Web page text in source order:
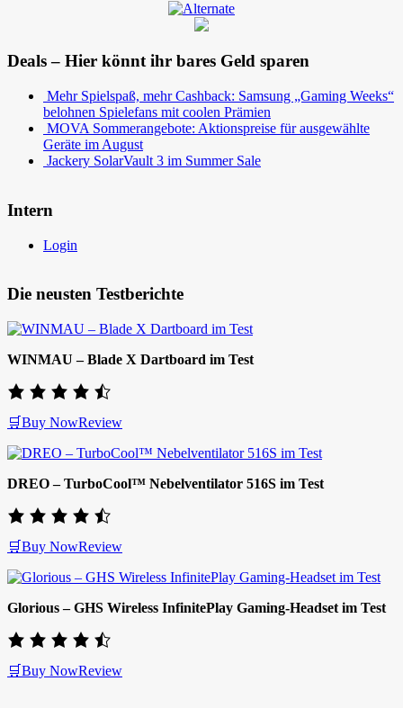
Deals – Hier könnt ihr bares Geld sparen
Mehr Spielspaß, mehr Cashback: Samsung „Gaming Weeks“
belohnen Spielefans mit coolen Prämien
MOVA Sommerangebote: Aktionspreise für ausgewählte
Geräte im August
Jackery SolarVault 3 im Summer Sale
Intern
Login
Die neusten Testberichte
WINMAU – Blade X Dartboard im Test
🛒Buy NowReview
DREO – TurboCool™ Nebelventilator 516S im Test
🛒Buy NowReview
Glorious – GHS Wireless InfinitePlay Gaming-Headset im Test
🛒Buy NowReview